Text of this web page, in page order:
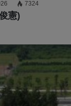
7324
憲)